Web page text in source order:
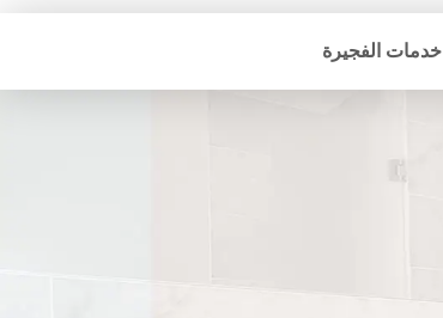
خدمات الفجيرة